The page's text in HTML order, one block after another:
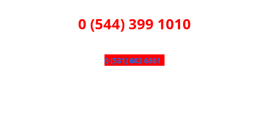
0 (544) 399 1010
0 (531) 602 6861